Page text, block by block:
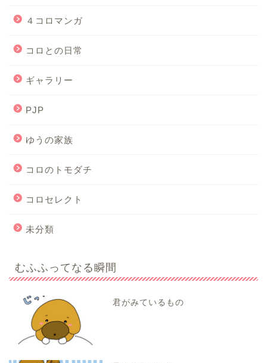
４コロマンガ
コロとの日常
ギャラリー
PJP
ゆうの家族
コロのトモダチ
コロセレクト
未分類
むふふってなる瞬間
君がみているもの